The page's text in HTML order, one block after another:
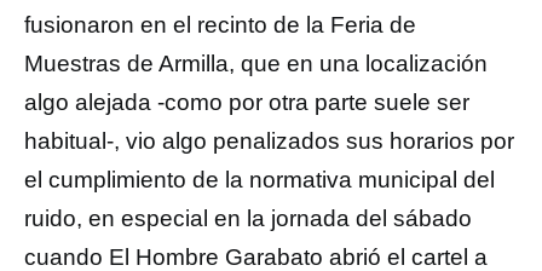
fusionaron en el recinto de la Feria de
Muestras de Armilla, que en una localización
algo alejada -como por otra parte suele ser
habitual-, vio algo penalizados sus horarios por
el cumplimiento de la normativa municipal del
ruido, en especial en la jornada del sábado
cuando El Hombre Garabato abrió el cartel a